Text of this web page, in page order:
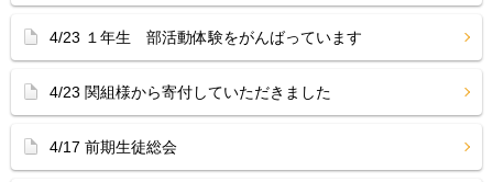
4/23 １年生 部活動体験をがんばっています
4/23 関組様から寄付していただきました
4/17 前期生徒総会